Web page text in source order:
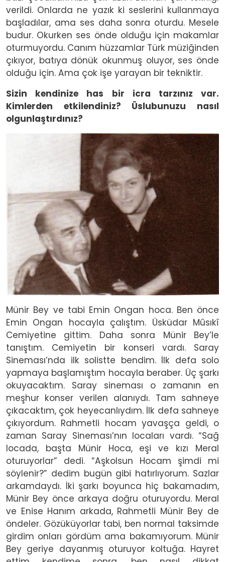
verildi. Onlarda ne yazık ki seslerini kullanmaya
başladılar, ama ses daha sonra oturdu. Mesele
budur. Okurken ses önde olduğu için makamlar
oturmuyordu. Canım hüzzamlar Türk müziğinden
çıkıyor, batıya dönük okunmuş oluyor, ses önde
olduğu için. Ama çok işe yarayan bir tekniktir.
Sizin kendinize has bir icra tarzınız var.
Kimlerden etkilendiniz? Üslubunuzu nasıl
olgunlaştırdınız?
Münir Bey ve tabi Emin Ongan hoca. Ben önce
Emin Ongan hocayla çalıştım. Üsküdar Mûsıkî
Cemiyetine gittim. Daha sonra Münir Bey’le
tanıştım. Cemiyetin bir konseri vardı. Saray
Sineması’nda ilk solistte bendim. İlk defa solo
yapmaya başlamıştım hocayla beraber. Üç şarkı
okuyacaktım. Saray sineması o zamanın en
meşhur konser verilen alanıydı. Tam sahneye
çıkacaktım, çok heyecanlıydım. İlk defa sahneye
çıkıyordum. Rahmetli hocam yavaşça geldi, o
zaman Saray Sineması’nın locaları vardı. “Sağ
locada, başta Münir Hoca, eşi ve kızı Meral
oturuyorlar” dedi. “Aşkolsun Hocam şimdi mi
söylenir?” dedim bugün gibi hatırlıyorum. Sazlar
arkamdaydı. İki şarkı boyunca hiç bakamadım,
Münir Bey önce arkaya doğru oturuyordu. Meral
ve Enise Hanım arkada, Rahmetli Münir Bey de
öndeler. Gözüküyorlar tabi, ben normal taksimde
girdim onları gördüm ama bakamıyorum. Münir
Bey geriye dayanmış oturuyor koltuğa. Hayret